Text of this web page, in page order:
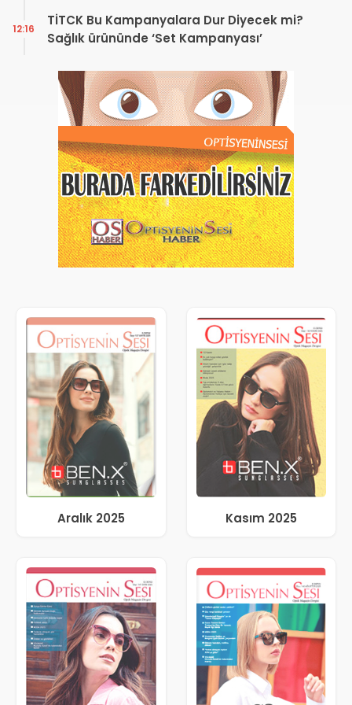
TİTCK Bu Kampanyalara Dur Diyecek mi?
Sağlık ürününde ‘Set Kampanyası’
12:16
Aralık 2025 Kasım 2025